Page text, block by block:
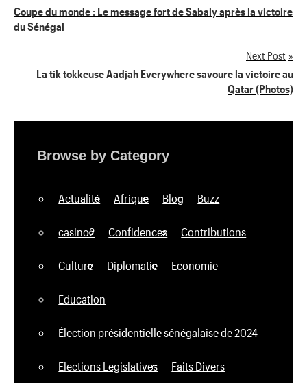
Navigation
de
Coupe du monde : Le message fort de Sabaly après la victoire
du Sénégal
Next Post
La tik tokkeuse Aadjah Everywhere savoure la victoire au
Qatar (Photos)
Browse by Category
Actualité Afrique Blog Buzz
casino2 Confidences Contributions
Culture Diplomatie Economie
Education
Élection présidentielle sénégalaise de 2024
Elections Legislatives Faits Divers